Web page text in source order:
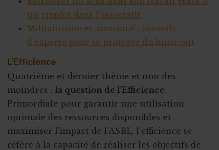
un emploi dans l’associatif
Militantisme et associatif : conseils
d’experte pour se protéger du burn-out
L’Efficience
Quatrième et dernier thème et non des
moindres : la question de l’Efficience.
Primordiale pour garantir une utilisation
optimale des ressources disponibles et
maximiser l'impact de l'ASBL, l'efficience se
réfère à la capacité de réaliser les objectifs de